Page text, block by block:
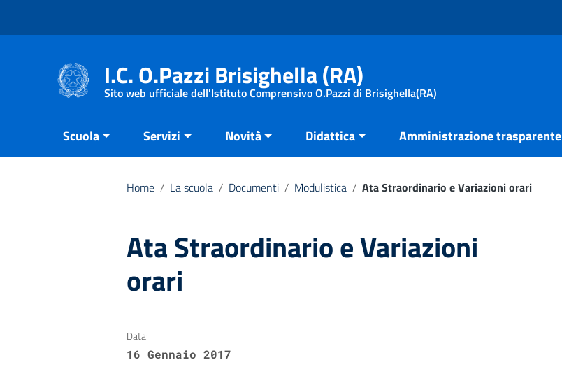
I.C. O.Pazzi Brisighella (RA)
Sito web ufficiale dell'Istituto Comprensivo O.Pazzi di Brisighella(RA)
Scuola Servizi Novità Didattica Amministrazione trasparente
Home / La scuola / Documenti / Modulistica / Ata Straordinario e Variazioni orari
Ata Straordinario e Variazioni
orari
Data:
16 Gennaio 2017